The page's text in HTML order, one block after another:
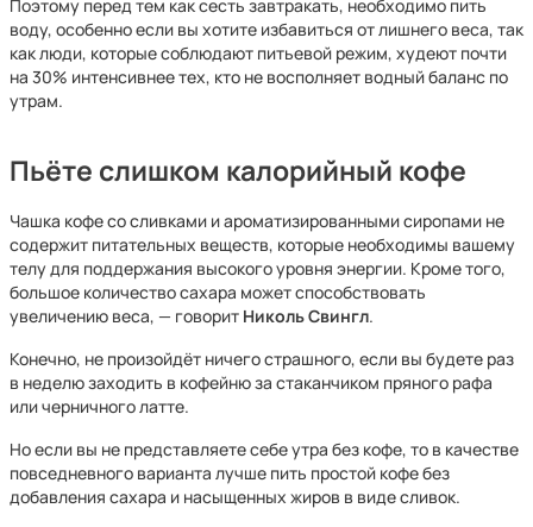
Поэтому перед тем как сесть завтракать, необходимо пить
воду, особенно если вы хотите избавиться от лишнего веса, так
как люди, которые соблюдают питьевой режим, худеют почти
на 30% интенсивнее тех, кто не восполняет водный баланс по
утрам.
Пьёте слишком калорийный кофе
Чашка кофе со сливками и ароматизированными сиропами не
содержит питательных веществ, которые необходимы вашему
телу для поддержания высокого уровня энергии. Кроме того,
большое количество сахара может способствовать
увеличению веса, — говорит Николь Свингл.
Конечно, не произойдёт ничего страшного, если вы будете раз
в неделю заходить в кофейню за стаканчиком пряного рафа
или черничного латте.
Но если вы не представляете себе утра без кофе, то в качестве
повседневного варианта лучше пить простой кофе без
добавления сахара и насыщенных жиров в виде сливок.